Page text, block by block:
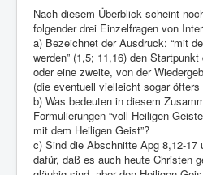
Nach diesem Überblick scheint
folgender drei Einzelfragen von
a) Bezeichnet der Ausdruck: “mit
werden” (1,5; 11,16) den
oder eine zweite, von der
(die eventuell vielleicht sogar öfters
b) Was bedeuten in diesem
Formulierungen “voll Heiligen
mit dem Heiligen Geist”?
c) Sind die Abschnitte Apg 8,12-17
dafür, daß es auch heute Christen